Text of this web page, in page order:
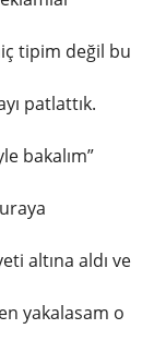
tipim değil bu
patlattık.
bakalım”
altına aldı ve
yakalasam o